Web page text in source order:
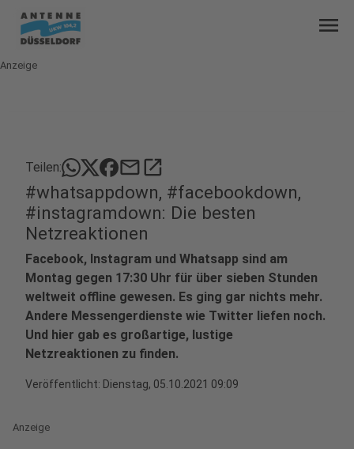
menu
Anzeige
Teilen: mailopen_in_new
#whatsappdown, #facebookdown,
#instagramdown: Die besten
Netzreaktionen
Facebook, Instagram und Whatsapp sind am
Montag gegen 17:30 Uhr für über sieben Stunden
weltweit offline gewesen. Es ging gar nichts mehr.
Andere Messengerdienste wie Twitter liefen noch.
Und hier gab es großartige, lustige
Netzreaktionen zu finden.
Veröffentlicht: Dienstag, 05.10.2021 09:09
Anzeige